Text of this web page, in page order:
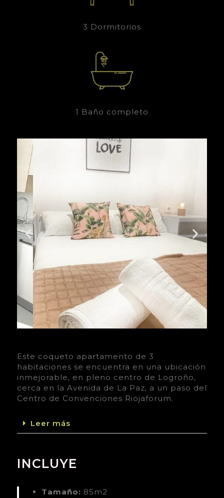
3 Dormitorios
1 Baño completo
Este coqueto apartamento de 3
habitaciones se encuentra en una ubicación
inmejorable, en pleno centro de Logroño,
cerca en la Avenida de La Paz, a un paso del
Centro de Convenciones Riojaforum.
Leer más
INCLUYE
Tamaño: 85m2